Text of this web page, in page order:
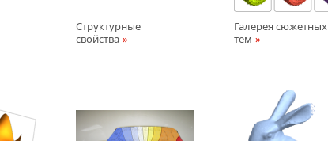
Структурные
свойства
Галерея сюжетных
тем